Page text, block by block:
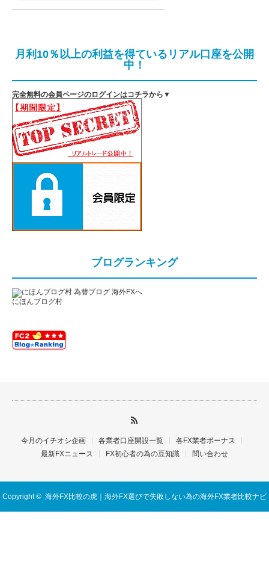
月利10％以上の利益を得ているリアル口座を公開
中！
完全無料の会員ページのログインはコチラから▼
ブログランキング
にほんブログ村
今月のイチオシ企画 各業者口座開設一覧
各FX業者ボーナス
最新FXニュース
FX初心者の為の豆知識 問い合わせ
Copyright © 海外FX比較の虎｜海外FX選びで失敗しない為の海外FX業者比較ナビ